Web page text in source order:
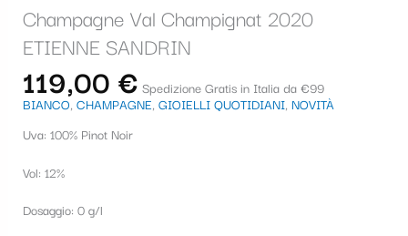
Champagne Val Champignat 2020
ETIENNE SANDRIN
119,00 € Spedizione Gratis in Italia da €99
BIANCO, CHAMPAGNE, GIOIELLI QUOTIDIANI, NOVITÀ
Uva: 100% Pinot Noir
Vol: 12%
Dosaggio: 0 g/l